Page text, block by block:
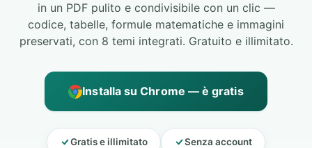
in un PDF pulito e condivisibile con un clic —
codice, tabelle, formule matematiche e immagini
preservati, con 8 temi integrati. Gratuito e illimitato.
Installa su Chrome — è gratis
Gratis e illimitato Senza account